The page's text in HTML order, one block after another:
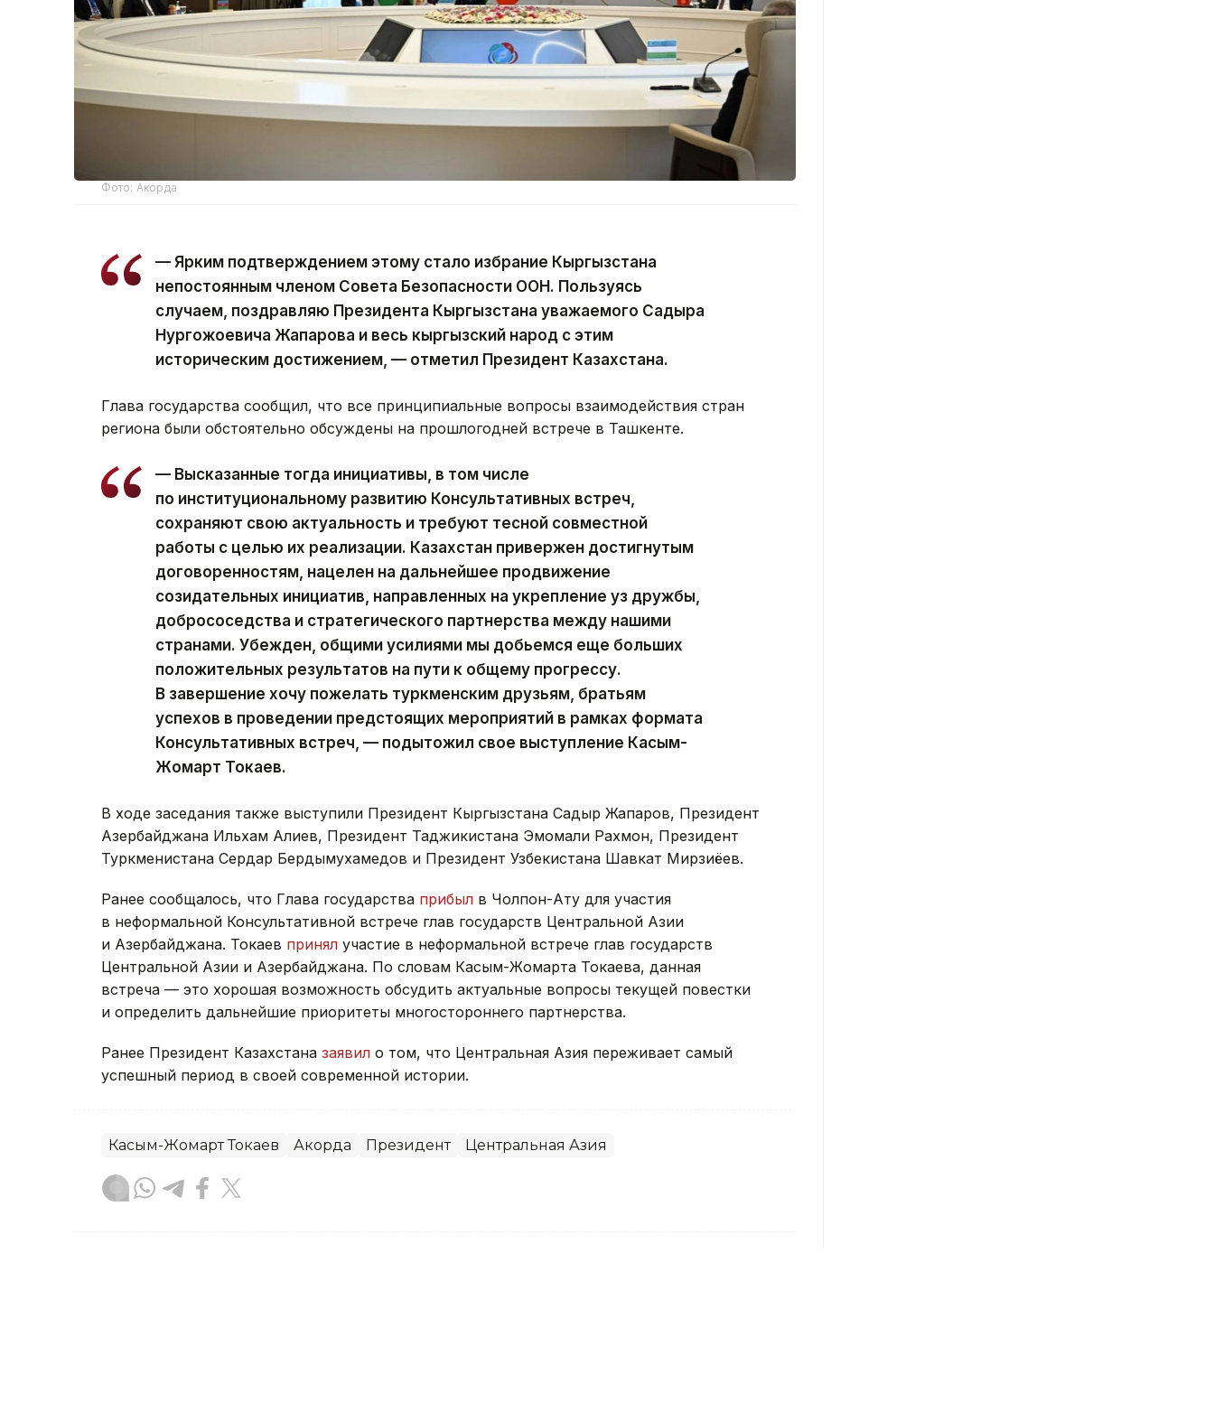
Фото: Акорда
— Ярким подтверждением этому стало избрание Кыргызстана
непостоянным членом Совета Безопасности ООН. Пользуясь
случаем, поздравляю Президента Кыргызстана уважаемого Садыра
Нургожоевича Жапарова и весь кыргызский народ с этим
историческим достижением, — отметил Президент Казахстана.
Глава государства сообщил, что все принципиальные вопросы взаимодействия стран
региона были обстоятельно обсуждены на прошлогодней встрече в Ташкенте.
— Высказанные тогда инициативы, в том числе
по институциональному развитию Консультативных встреч,
сохраняют свою актуальность и требуют тесной совместной
работы с целью их реализации. Казахстан привержен достигнутым
договоренностям, нацелен на дальнейшее продвижение
созидательных инициатив, направленных на укрепление уз дружбы,
добрососедства и стратегического партнерства между нашими
странами. Убежден, общими усилиями мы добьемся еще больших
положительных результатов на пути к общему прогрессу.
В завершение хочу пожелать туркменским друзьям, братьям
успехов в проведении предстоящих мероприятий в рамках формата
Консультативных встреч, — подытожил свое выступление Касым-
Жомарт Токаев.
В ходе заседания также выступили Президент Кыргызстана Садыр Жапаров, Президент
Азербайджана Ильхам Алиев, Президент Таджикистана Эмомали Рахмон, Президент
Туркменистана Сердар Бердымухамедов и Президент Узбекистана Шавкат Мирзиёев.
Ранее сообщалось, что Глава государства прибыл в Чолпон-Ату для участия
в неформальной Консультативной встрече глав государств Центральной Азии
и Азербайджана. Токаев принял участие в неформальной встрече глав государств
Центральной Азии и Азербайджана. По словам Касым-Жомарта Токаева, данная
встреча — это хорошая возможность обсудить актуальные вопросы текущей повестки
и определить дальнейшие приоритеты многостороннего партнерства.
Ранее Президент Казахстана заявил о том, что Центральная Азия переживает самый
успешный период в своей современной истории.
Касым-Жомарт Токаев Акорда Президент Центральная Азия